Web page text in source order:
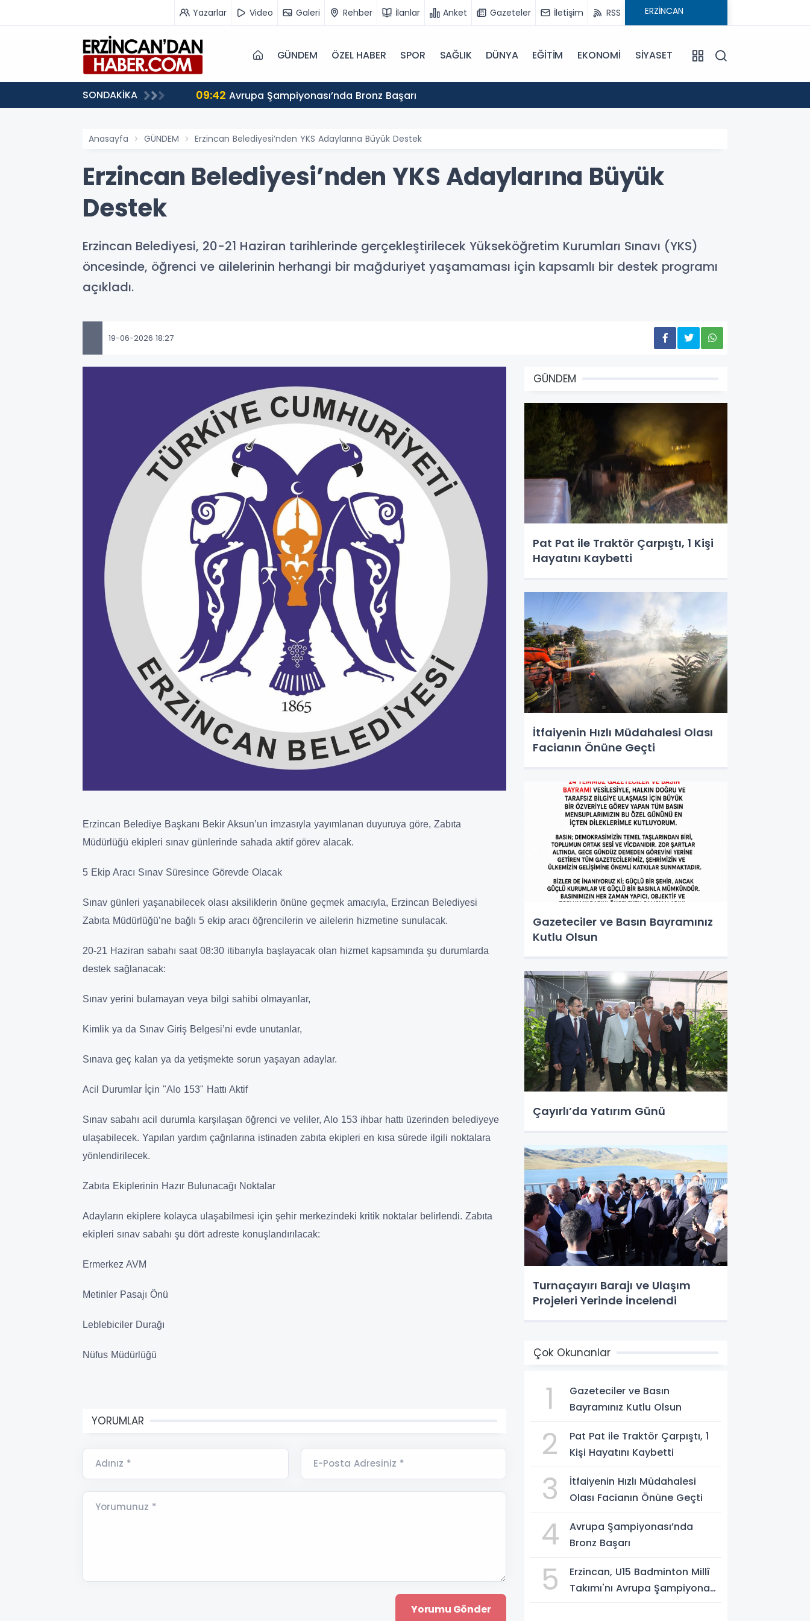
Yazarlar Video Galeri Rehber İlanlar Anket Gazeteler İletişim RSS
GÜNDEM ÖZEL HABER SPOR SAĞLIK DÜNYA EĞİTİM EKONOMİ SİYASET
SONDAKİKA 09:42 Avrupa Şampiyonası’nda Bronz Başarı
Anasayfa GÜNDEM Erzincan Belediyesi’nden YKS Adaylarına Büyük Destek
Erzincan Belediyesi’nden YKS Adaylarına Büyük
Destek
Erzincan Belediyesi, 20-21 Haziran tarihlerinde gerçekleştirilecek Yükseköğretim Kurumları Sınavı (YKS)
öncesinde, öğrenci ve ailelerinin herhangi bir mağduriyet yaşamaması için kapsamlı bir destek programı
açıkladı.
19-06-2026 18:27
Erzincan Belediye Başkanı Bekir Aksun’un imzasıyla yayımlanan duyuruya göre, Zabıta
Müdürlüğü ekipleri sınav günlerinde sahada aktif görev alacak.
​5 Ekip Aracı Sınav Süresince Görevde Olacak
​Sınav günleri yaşanabilecek olası aksiliklerin önüne geçmek amacıyla, Erzincan Belediyesi
Zabıta Müdürlüğü’ne bağlı 5 ekip aracı öğrencilerin ve ailelerin hizmetine sunulacak.
​20-21 Haziran sabahı saat 08:30 itibarıyla başlayacak olan hizmet kapsamında şu durumlarda
destek sağlanacak:
​Sınav yerini bulamayan veya bilgi sahibi olmayanlar,
​Kimlik ya da Sınav Giriş Belgesi’ni evde unutanlar,
​Sınava geç kalan ya da yetişmekte sorun yaşayan adaylar.
​Acil Durumlar İçin "Alo 153" Hattı Aktif
​Sınav sabahı acil durumla karşılaşan öğrenci ve veliler, Alo 153 ihbar hattı üzerinden belediyeye
ulaşabilecek. Yapılan yardım çağrılarına istinaden zabıta ekipleri en kısa sürede ilgili noktalara
yönlendirilecek.
​Zabıta Ekiplerinin Hazır Bulunacağı Noktalar
​Adayların ekiplere kolayca ulaşabilmesi için şehir merkezindeki kritik noktalar belirlendi. Zabıta
ekipleri sınav sabahı şu dört adreste konuşlandırılacak:
​Ermerkez AVM
​Metinler Pasajı Önü
​Leblebiciler Durağı
​Nüfus Müdürlüğü
YORUMLAR
Adınız * E-Posta Adresiniz *
Yorumunuz *
GÜNDEM
Pat Pat ile Traktör Çarpıştı, 1 Kişi
Hayatını Kaybetti
İtfaiyenin Hızlı Müdahalesi Olası
Facianın Önüne Geçti
Gazeteciler ve Basın Bayramınız
Kutlu Olsun
Çayırlı’da Yatırım Günü
Turnaçayırı Barajı ve Ulaşım
Projeleri Yerinde İncelendi
Çok Okunanlar
1
Gazeteciler ve Basın
Bayramınız Kutlu Olsun
2
Pat Pat ile Traktör Çarpıştı, 1
Kişi Hayatını Kaybetti
3
İtfaiyenin Hızlı Müdahalesi
Olası Facianın Önüne Geçti
4
Avrupa Şampiyonası’nda
Bronz Başarı
5
Erzincan, U15 Badminton Millî
Takımı'nı Avrupa Şampiyonası